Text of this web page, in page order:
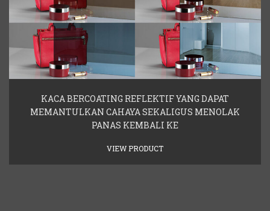
KACA BERCOATING REFLEKTIF YANG DAPAT
MEMANTULKAN CAHAYA SEKALIGUS MENOLAK
PANAS KEMBALI KE
VIEW PRODUCT